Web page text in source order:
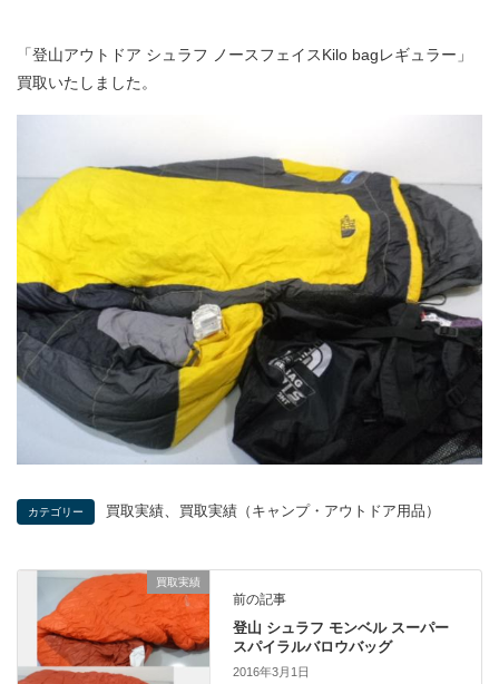
「登山アウトドア シュラフ ノースフェイスKilo bagレギュラー」
買取いたしました。
カテゴリー 買取実績 買取実績（キャンプ・アウトドア用品）
買取実績
前の記事
登山 シュラフ モンベル スーパー
スパイラルバロウバッグ
2016年3月1日